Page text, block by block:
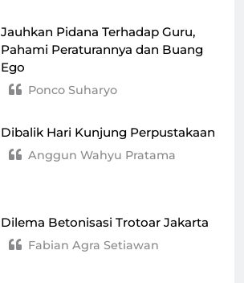
Jauhkan Pidana Terhadap Guru,
Pahami Peraturannya dan Buang
Ego
Ponco Suharyo
Dibalik Hari Kunjung Perpustakaan
Anggun Wahyu Pratama
Dilema Betonisasi Trotoar Jakarta
Fabian Agra Setiawan